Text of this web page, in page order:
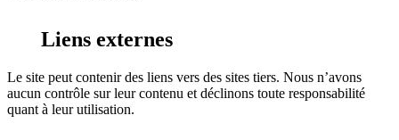
Liens externes
Le site peut contenir des liens vers des sites tiers. Nous n’avons
aucun contrôle sur leur contenu et déclinons toute responsabilité
quant à leur utilisation.